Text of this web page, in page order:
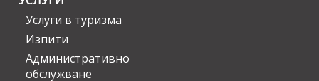
Услуги в туризма
Изпити
Административно
обслужване